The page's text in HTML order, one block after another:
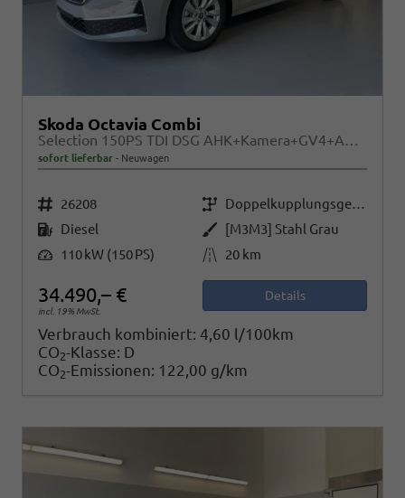
Skoda Octavia Combi
Selection 150PS TDI DSG AHK+Kamera+GV4+ACC+TravelAssist+Sunset+Alu+LightAssist
sofort lieferbar Neuwagen
Fahrzeugnr. 26208 Getriebe
Doppelkupplungsgetriebe (DSG)
Kraftstoff Diesel Außenfarbe
[M3M3] Stahl Grau
Leistung 110 kW (150 PS) Kilometerstand 20 km
34.490,– €
incl. 19% MwSt.
Details
Verbrauch kombiniert: 4,60 l/100km
CO2-Klasse: D
CO2-Emissionen: 122,00 g/km